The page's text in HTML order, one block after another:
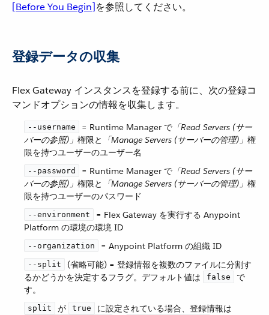
[Before You Begin]​を参照してください。
登録データの収集
Flex Gateway インスタンスを登録する前に、次の登録コ
マンドオプションの情報を収集します。
--username ​ = Runtime Manager で​ 「Read Servers (サー
バーの参照)」 ​権限と​ 「Manage Servers (サーバーの管理)」 ​権
限を持つユーザーのユーザー名
--password ​ = Runtime Manager で​ 「Read Servers (サー
バーの参照)」 ​権限と​ 「Manage Servers (サーバーの管理)」 ​権
限を持つユーザーのパスワード
--environment
​ = Flex Gateway を実行する Anypoint
Platform の環境の環境 ID
--organization ​ = Anypoint Platform の組織 ID
--split
​ (省略可能) = 登録情報を複数のファイルに分割す
るかどうかを決定するフラグ。デフォルト値は ​
false
​ で
す。
split ​ が ​ true ​ に設定されている場合、登録情報は ​